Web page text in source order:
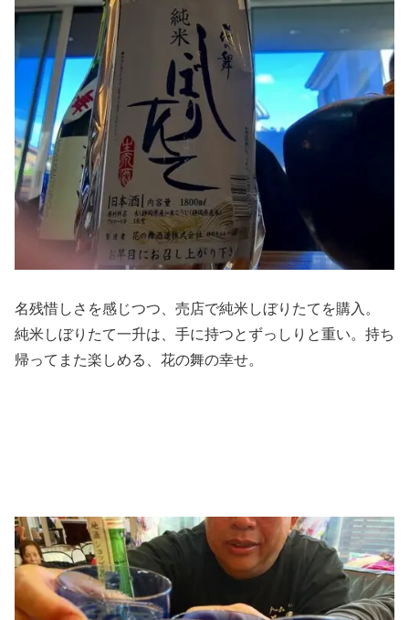
名残惜しさを感じつつ、売店で純米しぼりたてを購入。
純米しぼりたて一升は、手に持つとずっしりと重い。持ち
帰ってまた楽しめる、花の舞の幸せ。